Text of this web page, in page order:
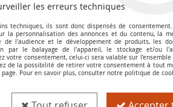
10 Francs - Minerve - 21-
les erreurs techniques
techniques, ils sont donc dispensés de
la personnalisation des annonces et du contenu, la
de l'audience et le développement de produits, les
par le balayage de l'appareil, le stockage et/ou
votre consentement, celui-ci sera valable sur l’ensemble
de la possibilité de retirer votre consentement à tout
Pour en savoir plus, consulter notre politique de